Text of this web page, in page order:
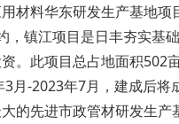
材料华东研发生产基地项
，镇江项目是日丰夯实基
。此项目总占地面积502
3月-2023年7月，建成后将
的先进市政管材研发生产